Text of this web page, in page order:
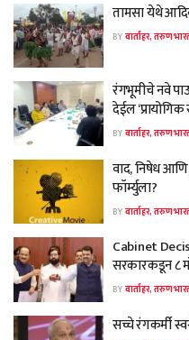
तामसा येथे
BYवार्ताहर, तरुण
रंगभूमीचे नवे
देईल
BYवार्ताहर, तरुण
वाद, निषेध आणि
फॉर्म्युला?
BYवार्ताहर, तरुण
Cabinet
सरकारकडून ८
BYवार्ताहर, तरुण
सच्चे रंगकर्मी